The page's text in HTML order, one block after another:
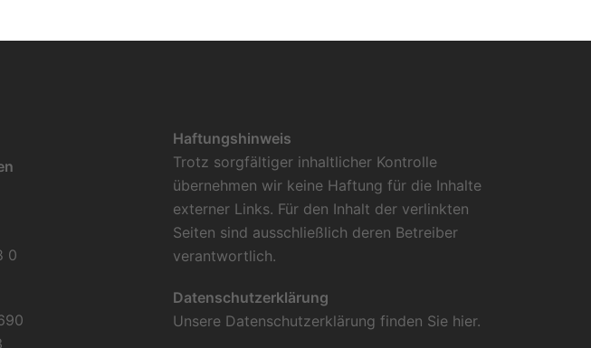
0
Haftungshinweis
Trotz sorgfältiger inhaltlicher Kontrolle
übernehmen wir keine Haftung für die Inhalte
externer Links. Für den Inhalt der verlinkten
Seiten sind ausschließlich deren Betreiber
verantwortlich.
Datenschutzerklärung
Unsere Datenschutzerklärung finden Sie hier.